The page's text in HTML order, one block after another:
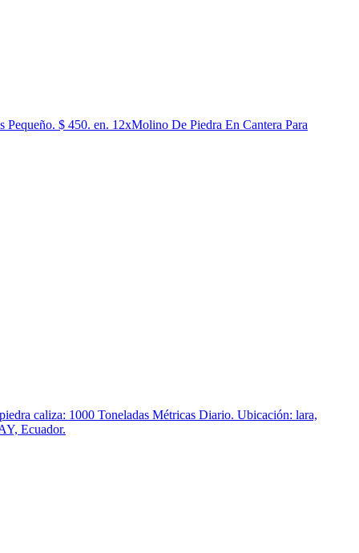
$ 450. en. 12xMolino De Piedra En Cantera Para
caliza: 1000 Toneladas Métricas Diario. Ubicación: lara,
Ecuador.